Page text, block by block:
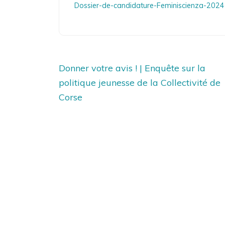
Dossier-de-candidature-Feminiscienza-
Navigation
de
l’article
Donner votre avis ! | Enquête sur la
politique jeunesse de la Collectivité de
Corse